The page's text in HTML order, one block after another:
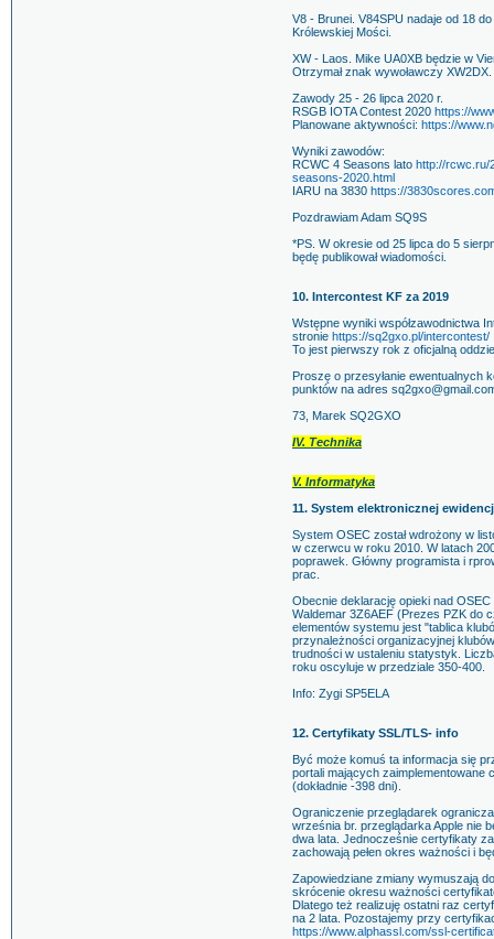
V8 - Brunei. V84SPU nadaje od 18
Królewskiej Mości.
XW - Laos. Mike UA0XB będzie w
Otrzymał znak wywoławczy
Zawody 25 - 26 lipca 2020 r.
RSGB IOTA Contest 2020 https://
Planowane aktywności: https://
Wyniki zawodów:
RCWC 4 Seasons lato http://rcwc.ru/
seasons-2020.html
IARU na 3830 https://
Pozdrawiam Adam SQ9S
*PS. W okresie od 25 lipca do 5
będę publikował wiadomości.
10. Intercontest KF za 2019
Wstępne wyniki współzawodnictwa
stronie https://sq2gxo.pl/intercontest/
To jest pierwszy rok z oficjalną
Proszę o przesyłanie ewentualnych
punktów na adres
73, Marek SQ2GXO
IV. Technika
V. Informatyka
11. System elektronicznej
System OSEC został wdrożony w
w czerwcu w roku 2010. W latach
poprawek. Główny programista i
prac.
Obecnie deklarację opieki nad
Waldemar 3Z6AEF (Prezes PZK do
elementów systemu jest "tablica
przynależności organizacyjnej
trudności w ustaleniu statystyk.
roku oscyluje w przedziale 350-400.
Info: Zygi SP5ELA
12. Certyfikaty SSL/TLS- info
Być może komuś ta informacja się
portali mających
(dokładnie -398 dni).
Ograniczenie przeglądarek
września br. przeglądarka Apple nie
dwa lata. Jednocześnie certyfikaty
zachowają pełen okres ważności i
Zapowiedziane zmiany wymuszają
skrócenie okresu ważności
Dlatego też realizuję ostatni raz
na 2 lata. Pozostajemy przy
https://www.alphassl.com/ssl-